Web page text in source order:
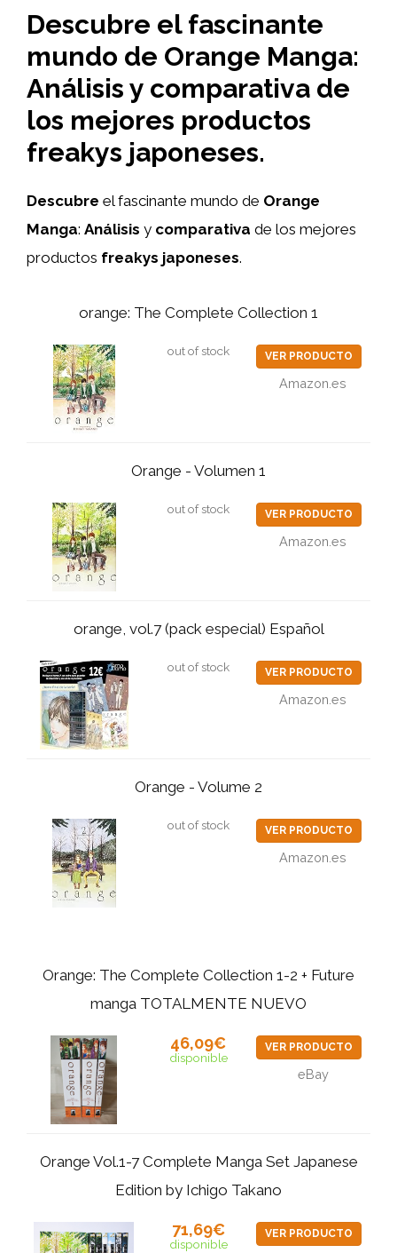
Descubre el fascinante
mundo de Orange Manga:
Análisis y comparativa de
los mejores productos
freakys japoneses.
Descubre el fascinante mundo de Orange
Manga: Análisis y comparativa de los mejores
productos freakys japoneses.
orange: The Complete Collection 1
out of stock VER PRODUCTO
Amazon.es
Orange - Volumen 1
out of stock VER PRODUCTO
Amazon.es
orange, vol.7 (pack especial) Español
out of stock VER PRODUCTO
Amazon.es
Orange - Volume 2
out of stock VER PRODUCTO
Amazon.es
Orange: The Complete Collection 1-2 + Future
manga TOTALMENTE NUEVO
46,09€
disponible
VER PRODUCTO
eBay
Orange Vol.1-7 Complete Manga Set Japanese
Edition by Ichigo Takano
71,69€
disponible
VER PRODUCTO